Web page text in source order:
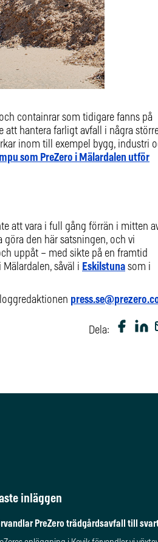
containrar som tidigare fanns på
att hantera farligt avfall i några
inom till exempel bygg, industri
som PreZero i Mälardalen utför
att vara i full gång förrän i mitten
den här satsningen, och vi
uppåt – med sikte på en framtid
såväl i Eskilstuna som i
Dela:
inläggen
PreZero trädgårdsavfall till